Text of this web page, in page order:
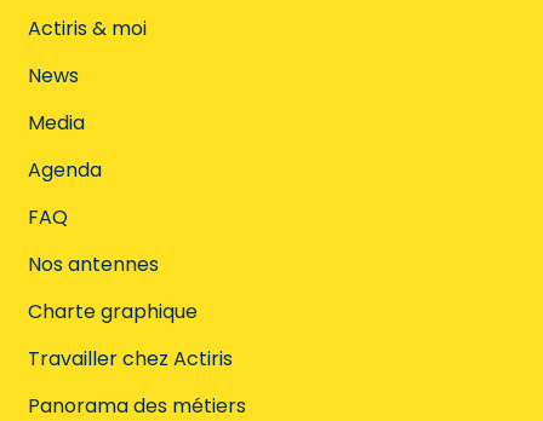
Actiris & moi
News
Media
Agenda
FAQ
Nos antennes
Charte graphique
Travailler chez Actiris
Panorama des métiers